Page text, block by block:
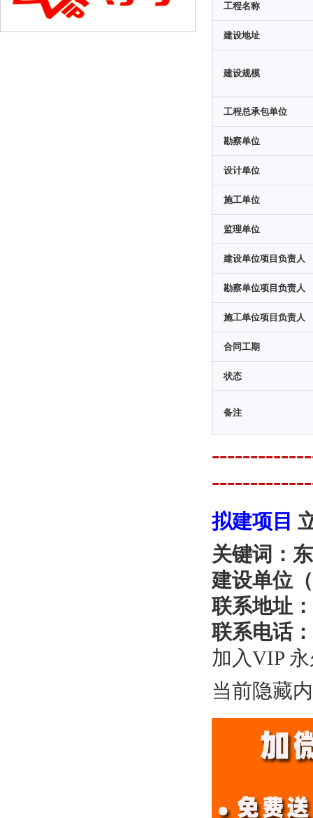
工程名称
建设地址
建设规模
工程总承包单位
勘察单位
设计单位
施工单位
监理单位
建设单位项目负责人
勘察单位项目负责人
施工单位项目负责人
合同工期
状态
备注
拟建项目
关键词：
建设单位
联系地址
联系电话
加入VIP
当前隐藏